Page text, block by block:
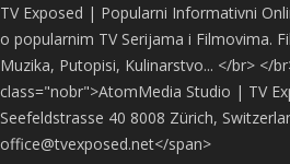
TV Exposed | Popularni Informativni
o popularnim TV Serijama i Filmovima.
Muzika, Putopisi, Kulinarstvo... </br> </
class="nobr">AtomMedia Studio | TV
Seefeldstrasse 40 8008 Zürich,
office@tvexposed.net</span>